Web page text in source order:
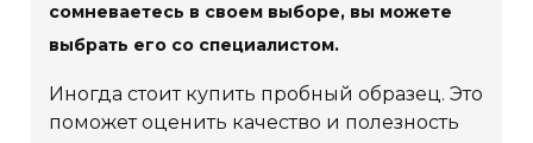
сомневаетесь в своем выборе, вы можете
выбрать его со специалистом.
Иногда стоит купить пробный образец. Это
поможет оценить качество и полезность